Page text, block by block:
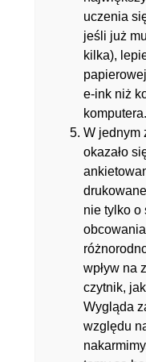
uczenia
jeśli już
kilka),
e-ink niż
komputera.
W jednym
okazało
nie tylko o
wpływ na
czytnik,
Wygląda
względu